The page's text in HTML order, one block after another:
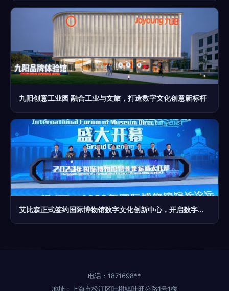
九阳创意工业园 融合工业与文旅，打造数字文化创意新标杆
艾比森正式签约国际博物馆数字文化创新中心，开启数字文化创意服务新篇章
电话：1871698**
地址：上海市松江区叶榭镇叶旺公路1号1楼